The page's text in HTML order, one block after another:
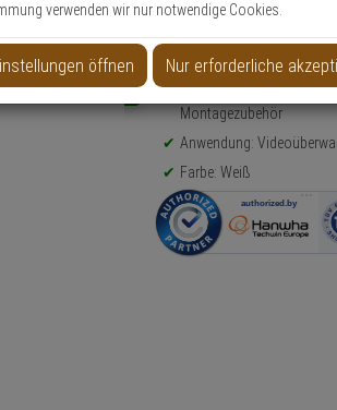
Weiß
NEU Produktinformationen
Zubehörartikel,
Montagezubehör
Anwendung:
Farbe: Weiß
verwenden wir nur notwendige Cookies.
öffnen Nur erforderliche